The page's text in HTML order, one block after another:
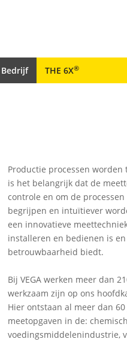
Bedrijf THE 6X®
Productie processen
is het belangrijk dat de
controle en om de
begrijpen en intuïtiever
een innovatieve
installeren en bedienen is
betrouwbaarheid biedt.
Bij VEGA werken meer dan
werkzaam zijn op ons
Hier ontstaan al meer dan
meetopgaven in de:
voedingsmiddelenindustrie,